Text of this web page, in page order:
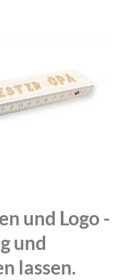
und Logo -
und
lassen.